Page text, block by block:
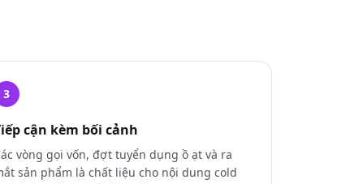
3
cận kèm bối cảnh
vòng gọi vốn, đợt tuyển dụng ồ ạt và ra
sản phẩm là chất liệu cho nội dung cold